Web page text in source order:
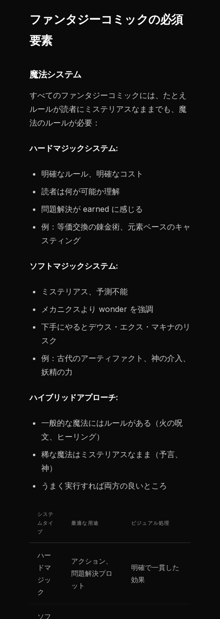
ファンタジーコミックの必須
要素
魔法システム
すべてのファンタジーコミックには、たとえ
ルールが読者にミステリアスなままでも、魔
法のルールが必要：
ハードマジックシステム:
明確なルール、明確なコスト
読者は何が可能か理解
問題解決が earned に感じる
例：等価交換の錬金術、元素ベースのキャ
スティング
ソフトマジックシステム:
ミステリアス、予測不能
メカニクスより wonder を強調
下手にやるとデウス・エクス・マキナのリ
スク
例：古代のアーティファクト、神の介入、
妖精の力
ハイブリッドアプローチ:
一般的な魔法にはルールがある（火の呪
文、ヒーリング）
稀な魔法はミステリアスなまま（予言、
神）
うまく実行すれば両方の良いところ
システ
ムタイ
プ
最適な用途 ビジュアル処理
ハー
ドマ
ジッ
ク
アクション、
問題解決プロ
ット
明確で一貫した
効果
ソフ